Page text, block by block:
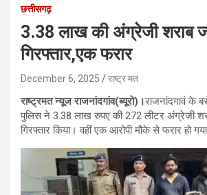
छत्तीसगढ़
3.38 लाख की अंग्रेजी शराब
गिरफ्तार,एक फरार
December 6, 2025 राष्ट्र मत
राष्ट्रमत न्यूज राजनांदगांव(ब्यूरो)।राजनांदगावं के
पुलिस ने 3.38 लाख रुपए की 272 लीटर अंग्रेजी
गिरफ्तार किया। वहीं एक आरोपी मौके से फरार हो